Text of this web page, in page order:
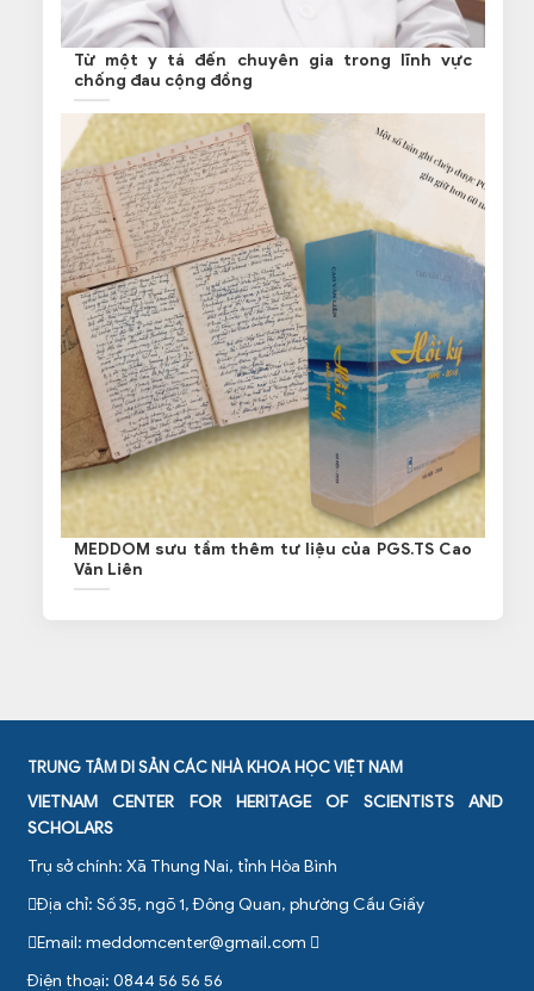
Từ một y tá đến chuyên gia trong lĩnh vực
chống đau cộng đồng
MEDDOM sưu tầm thêm tư liệu của PGS.TS Cao
Văn Liên
TRUNG TÂM DI SẢN CÁC NHÀ KHOA HỌC VIỆT NAM
VIETNAM CENTER FOR HERITAGE OF SCIENTISTS AND
SCHOLARS
Trụ sở chính: Xã Thung Nai, tỉnh Hòa Bình
Địa chỉ: Số 35, ngõ 1, Đông Quan, phường Cầu Giấy
Email: meddomcenter@gmail.com
Điện thoại: 0844 56 56 56